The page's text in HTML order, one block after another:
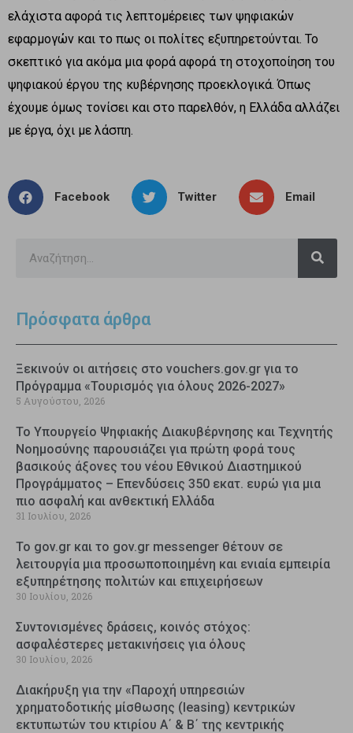
ελάχιστα αφορά τις λεπτομέρειες των ψηφιακών
εφαρμογών και το πως οι πολίτες εξυπηρετούνται. Το
σκεπτικό για ακόμα μια φορά αφορά τη στοχοποίηση του
ψηφιακού έργου της κυβέρνησης προεκλογικά. Όπως
έχουμε όμως τονίσει και στο παρελθόν, η Ελλάδα αλλάζει
με έργα, όχι με λάσπη.
Facebook Twitter Email
Πρόσφατα άρθρα
Ξεκινούν οι αιτήσεις στο vouchers.gov.gr για το
Πρόγραμμα «Τουρισμός για όλους 2026-2027»
5 Αυγούστου, 2026
Το Υπουργείο Ψηφιακής Διακυβέρνησης και Τεχνητής
Νοημοσύνης παρουσιάζει για πρώτη φορά τους
βασικούς άξονες του νέου Εθνικού Διαστημικού
Προγράμματος – Επενδύσεις 350 εκατ. ευρώ για μια
πιο ασφαλή και ανθεκτική Ελλάδα
31 Ιουλίου, 2026
Το gov.gr και το gov.gr messenger θέτουν σε
λειτουργία μια προσωποποιημένη και ενιαία εμπειρία
εξυπηρέτησης πολιτών και επιχειρήσεων
30 Ιουλίου, 2026
Συντονισμένες δράσεις, κοινός στόχος:
ασφαλέστερες μετακινήσεις για όλους
30 Ιουλίου, 2026
Διακήρυξη για την «Παροχή υπηρεσιών
χρηματοδοτικής μίσθωσης (leasing) κεντρικών
εκτυπωτών του κτιρίου Α΄ & Β΄ της κεντρικής